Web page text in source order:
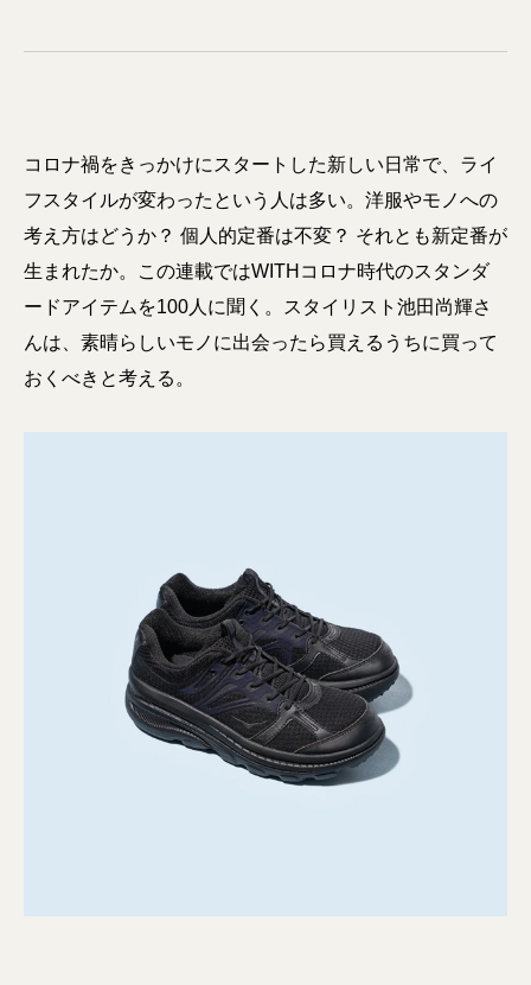
コロナ禍をきっかけにスタートした新しい日常で、ライ
フスタイルが変わったという人は多い。洋服やモノへの
考え方はどうか？ 個人的定番は不変？ それとも新定番が
生まれたか。この連載ではWITHコロナ時代のスタンダ
ードアイテムを100人に聞く。スタイリスト池田尚輝さ
んは、素晴らしいモノに出会ったら買えるうちに買って
おくべきと考える。